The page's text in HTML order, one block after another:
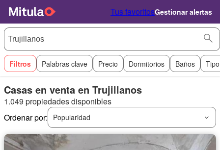
Tus favoritosGestionar alertas
Filtros Palabras clave Precio Dormitorios Baños
Casas en venta en Trujillanos
1.049 propiedades disponibles
Ordenar por:
Popularidad